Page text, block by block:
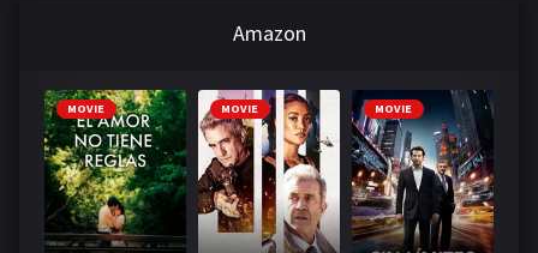
Amazon
MOVIE MOVIE MOVIE